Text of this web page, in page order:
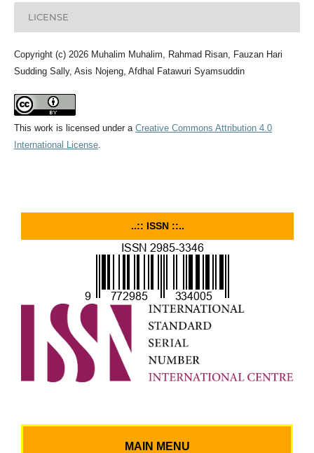
LICENSE
Copyright (c) 2026 Muhalim Muhalim, Rahmad Risan, Fauzan Hari
Sudding Sally, Asis Nojeng, Afdhal Fatawuri Syamsuddin
This work is licensed under a Creative Commons Attribution 4.0
International License.
..:: ISSN ::..
MAIN MENU